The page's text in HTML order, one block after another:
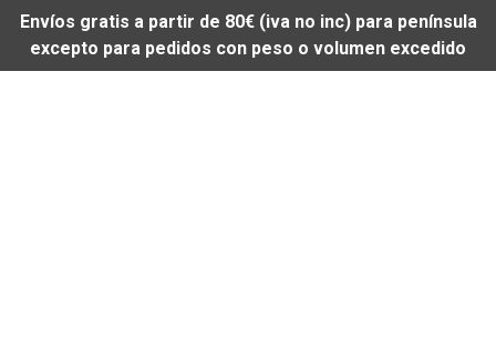
Envíos gratis a partir de 80€ (iva no inc) para península
excepto para pedidos con peso o volumen excedido